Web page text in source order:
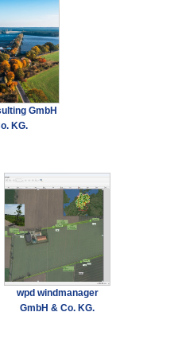
GmbH
KG.
wpd windmanager
GmbH & Co. KG.